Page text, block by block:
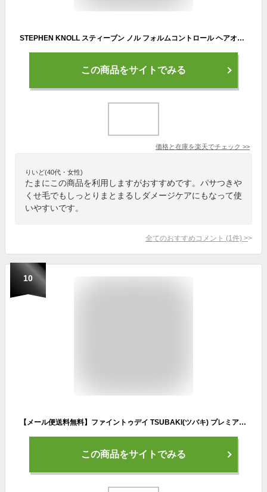
STEPHEN KNOLL スティーブン ノル フォルムコントロール ヘアオイル W 本体 100ml 洗い流さないトリートメント ヘアケア ヘア美容液[ギフトラッピング対応]
この商品をサイトでみる
価格と在庫を楽天でチェック >>
りいど(40代・女性)
たまにこの商品を利用しますがおすすめです。パサつきや
くせ毛でもしっとりまとまるしダメージケアにもなって使
いやすいです。
全てのおすすめコメント (1 件) >
10
【メール便送料無料】ファイントゥデイ TSUBAKI(ツバキ) プレミアム トリートメントウォーター つめかえ用 (200ml) ＜洗い流さないトリートメント うねり パサつき ダメージ補修＞
この商品をサイトでみる